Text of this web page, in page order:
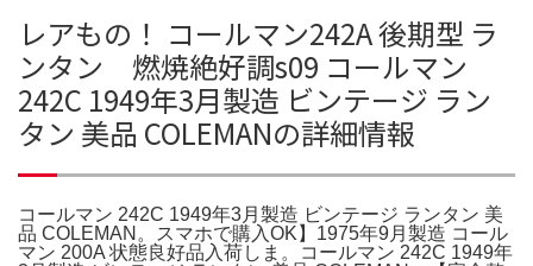
レアもの！ コールマン242A 後期型 ラ
ンタン 燃焼絶好調s09 コールマン
242C 1949年3月製造 ビンテージ ラン
タン 美品 COLEMANの詳細情報
コールマン 242C 1949年3月製造 ビンテージ ランタン 美
品 COLEMAN。スマホで購入OK】1975年9月製造 コール
マン 200A 状態良好品入荷しま。コールマン 242C 1949年